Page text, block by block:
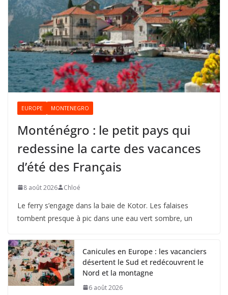
EUROPE MONTENEGRO
Monténégro : le petit pays qui
redessine la carte des vacances
d’été des Français
8 août 2026 Chloé
Le ferry s’engage dans la baie de Kotor. Les falaises
tombent presque à pic dans une eau vert sombre, un
Canicules en Europe : les vacanciers
désertent le Sud et redécouvrent le
Nord et la montagne
6 août 2026